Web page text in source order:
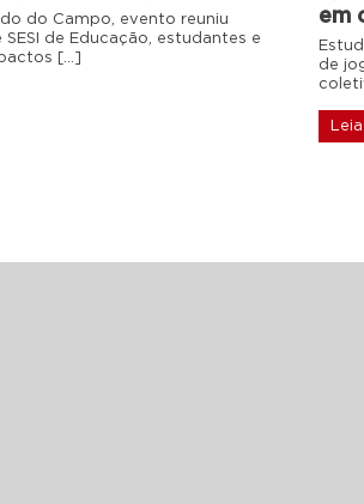
do Campo, evento reuniu
de Educação, estudantes e
[…]
em
de